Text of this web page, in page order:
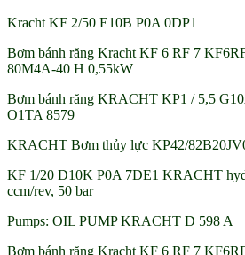
Kracht KF 2/50 E10B P0A 0DP1
Bơm bánh răng Kracht KF 6 RF 7
80M4A-40 H 0,55kW
Bơm bánh răng KRACHT KP1 / 5,5
O1TA 8579
KRACHT Bơm thủy lực KP42/
KF 1/20 D10K P0A 7DE1 KRACHT
ccm/rev, 50 bar
Pumps: OIL PUMP KRACHT D 598 A
Bơm bánh răng Kracht KF 6 RF 7